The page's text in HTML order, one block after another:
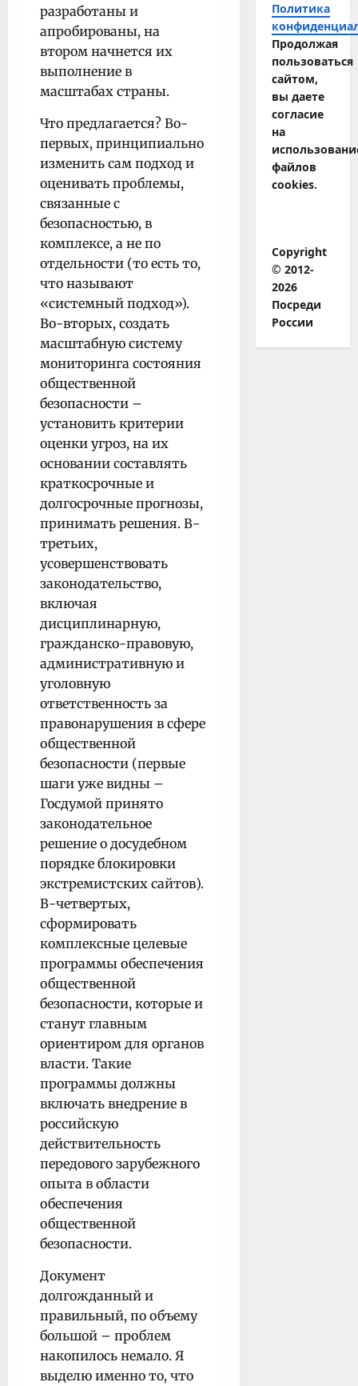
разработаны и
апробированы, на
втором начнется их
выполнение в
масштабах страны.
Что предлагается? Во-
первых, принципиально
изменить сам подход и
оценивать проблемы,
связанные с
безопасностью, в
комплексе, а не по
отдельности (то есть то,
что называют
«системный подход»).
Во-вторых, создать
масштабную систему
мониторинга состояния
общественной
безопасности –
установить критерии
оценки угроз, на их
основании составлять
краткосрочные и
долгосрочные прогнозы,
принимать решения. В-
третьих,
усовершенствовать
законодательство,
включая
дисциплинарную,
гражданско-правовую,
административную и
уголовную
ответственность за
правонарушения в сфере
общественной
безопасности (первые
шаги уже видны –
Госдумой принято
законодательное
решение о досудебном
порядке блокировки
экстремистских сайтов).
В-четвертых,
сформировать
комплексные целевые
программы обеспечения
общественной
безопасности, которые и
станут главным
ориентиром для органов
власти. Такие
программы должны
включать внедрение в
российскую
действительность
передового зарубежного
опыта в области
обеспечения
общественной
безопасности.
Документ
долгожданный и
правильный, по объему
большой – проблем
накопилось немало. Я
выделю именно то, что
Политика
Продолжая
пользоваться
сайтом,
вы даете
согласие
на
файлов
cookies.
Copyright
© 2012-
2026
Посреди
России